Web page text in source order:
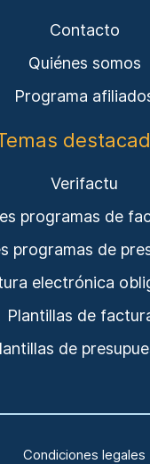
Contacto
Quiénes somos
Programa
Verifactu
programas de
programas de
electrónica
Plantillas de
de
Condiciones legales